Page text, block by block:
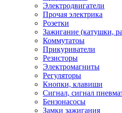
Электродвигатели
Прочая электрика
Розетки
Зажигание (катушки,
Коммутатоы
Прикуриватели
Резисторы
Электромагниты
Регуляторы
Кнопки, клавиши
Сигнал, сигнал
Бензонасосы
Замки зажигания